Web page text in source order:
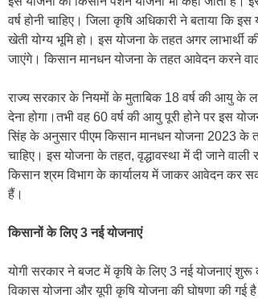
वर्ष होनी चाहिए। जिला कृषि अधिकारी ने बताया कि
खेती योग्य भूमि हो। इस योजना के तहत अगर लाभार्थी
जाएंगे। किसान मानधन योजना के तहत आवेदन करने वाले
राज्य सरकार के नियमों के मुताबिक 18 वर्ष की आयु के
देना होगा।तभी वह 60 वर्ष की आयु पूरी होने पर इस
सिंह के अनुसार पीएम किसान मानधन योजना 2023 के
चाहिए। इस योजना के तहत, वृद्धावस्था में दी जाने वाली
किसान श्रम विभाग के कार्यालय में जाकर आवेदन कर
हैं।
किसानों के लिए 3 नई योजनाएं
योगी सरकार ने बजट में कृषि के लिए 3 नई योजनाएं शुरू
विकास योजना और यूपी कृषि योजना की घोषणा की